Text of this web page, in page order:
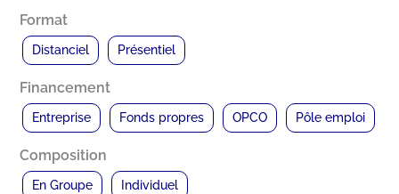
Format
Distanciel Présentiel
Financement
Entreprise Fonds propres OPCO Pôle emploi
Composition
En Groupe Individuel